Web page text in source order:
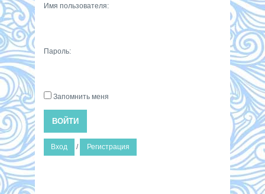
Имя пользователя:
Пароль:
Запомнить меня
ВОЙТИ
Вход / Регистрация